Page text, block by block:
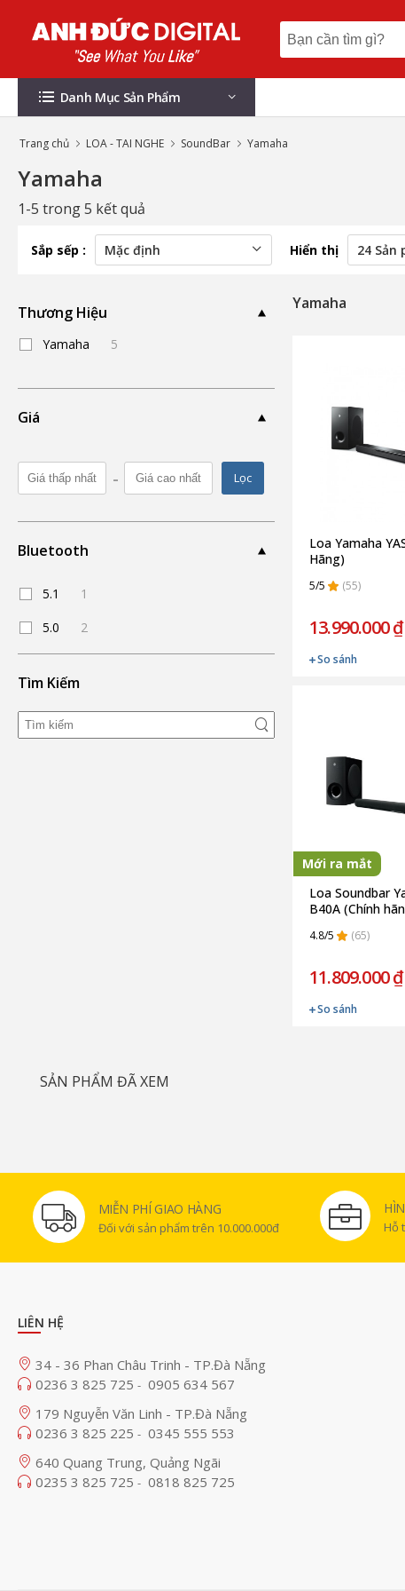
Danh Mục Sản Phẩm
Trang chủ LOA - TAI NGHE SoundBar Yamaha
Yamaha
1-5 trong 5 kết quả
Sắp sếp : Hiển thị
Thương Hiệu
Yamaha 5
Giá
- Lọc
Bluetooth
5.1
1
5.0
2
Tìm Kiếm
Yamaha
Loa Yamaha
Hãng)
5/5 (55)
13.990.000 ₫
So sánh
Mới ra mắt
Loa Soundbar
B40A (Chính
4.8/5 (65)
11.809.000 ₫
So sánh
SẢN PHẨM ĐÃ XEM
MIỄN PHÍ GIAO HÀNG
Đối với sản phẩm trên 10.000.000đ Hỗ
LIÊN HỆ
34 - 36 Phan Châu Trinh - TP.Đà Nẵng
0236 3 825 725 - 0905 634 567
179 Nguyễn Văn Linh - TP.Đà Nẵng
0236 3 825 225 - 0345 555 553
640 Quang Trung, Quảng Ngãi
0235 3 825 725 - 0818 825 725